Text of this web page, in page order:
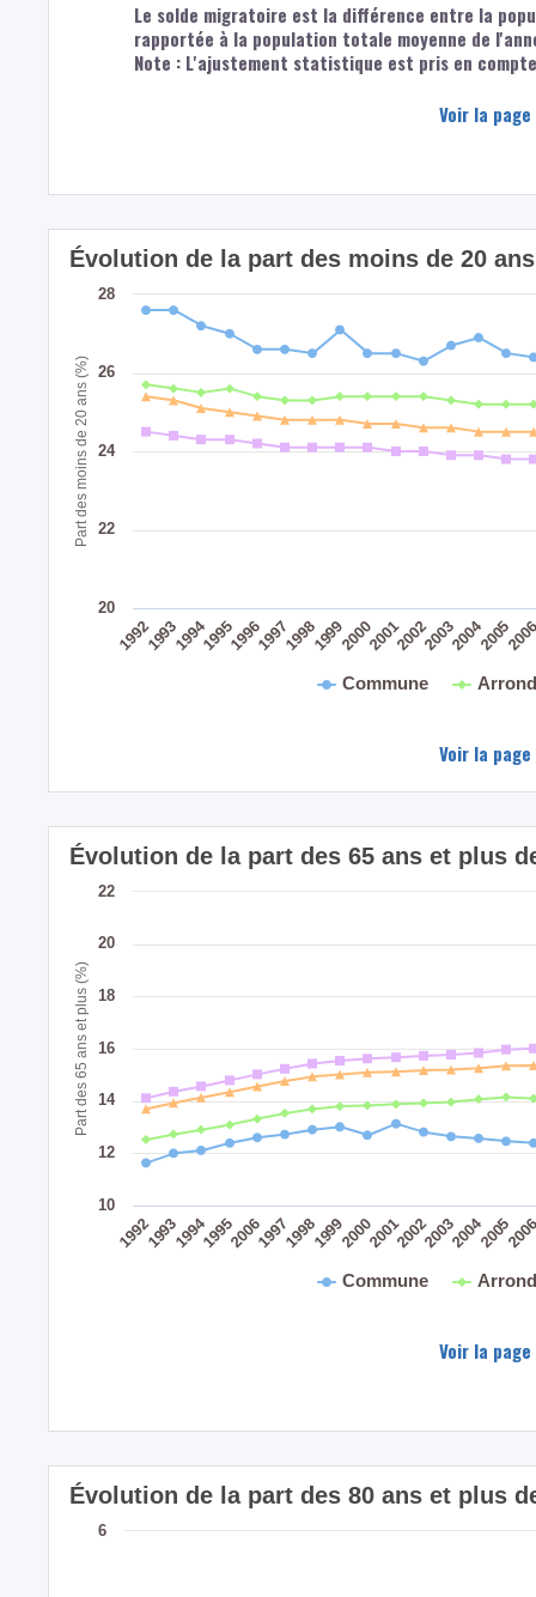
Le solde migratoire est la différence entre la
rapportée à la population totale moyenne de
Note : L'ajustement statistique est pris en
Voir la
Part des moins de 20 ans (%)
Évolution de la part des moins de 20
Commune
19921993199419951996199719981999200020012002200320042005
20
22
24
26
28
Voir la
Part des 65 ans et plus (%)
Évolution de la part des 65 ans et plus
Commune
19921993199419952006199719981999200020012002200320042005
10
12
14
16
18
20
22
Voir la
Évolution de la part des 80 ans et plus
6